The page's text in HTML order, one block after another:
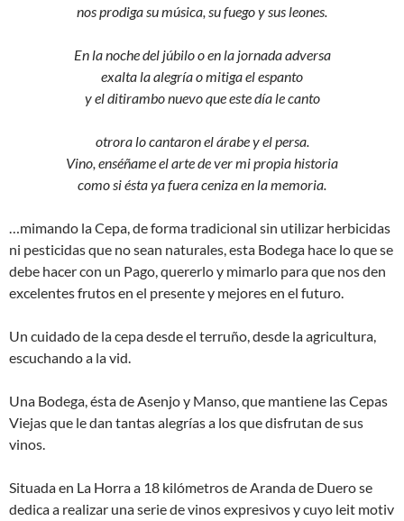
nos prodiga su música, su fuego y sus leones.
En la noche del júbilo o en la jornada adversa
exalta la alegría o mitiga el espanto
y el ditirambo nuevo que este día le canto
otrora lo cantaron el árabe y el persa.
Vino, enséñame el arte de ver mi propia historia
como si ésta ya fuera ceniza en la memoria.
…mimando la Cepa, de forma tradicional sin utilizar herbicidas
ni pesticidas que no sean naturales, esta Bodega hace lo que se
debe hacer con un Pago, quererlo y mimarlo para que nos den
excelentes frutos en el presente y mejores en el futuro.
Un cuidado de la cepa desde el terruño, desde la agricultura,
escuchando a la vid.
Una Bodega, ésta de Asenjo y Manso, que mantiene las Cepas
Viejas que le dan tantas alegrías a los que disfrutan de sus
vinos.
Situada en La Horra a 18 kilómetros de Aranda de Duero se
dedica a realizar una serie de vinos expresivos y cuyo leit motiv